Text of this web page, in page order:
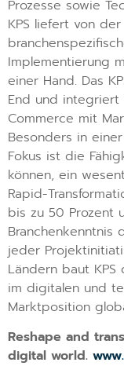
Prozesse sowie
KPS liefert von
Implementierung
einer Hand. Das
End und integriert
Commerce mit
Besonders in
Fokus ist die
können, ein
Rapid-
bis zu 50 Prozent
Branchenkenntnis
jeder
Ländern baut
im digitalen und
Marktposition
Reshape and
digital world.